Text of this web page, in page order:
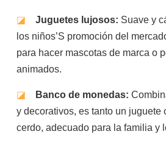
◪ Juguetes lujosos: Suave y
los niños’S promoción del
para hacer mascotas de marca o
animados.
◪ Banco de monedas:
y decorativos, es tanto un juguete
cerdo, adecuado para la familia y